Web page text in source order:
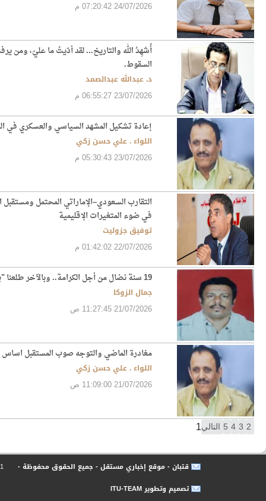
24/07/2026 07:20:42 م
أُشهِدُ الله والتاريخ... لقد أدّيتُ ما عليّ،
السقوط.
د. عبدالله عبدالصمد
23/07/2026 06:55:27 م
إعادة تشكيل المشهد السياسي والعسكري في
اللواء . علي حسن زكي
23/07/2026 05:30:43 م
التقارب السعودي–الإماراتي المحتمل
في ضوء المتغيرات الإقليمية
توفيق جزوليت
22/07/2026 01:42:02 م
19 سنة نضال من أجل الكرامة.. وبالآخر طلعنا "بلا كرامة"!
جمال الزوكا
21/07/2026 11:27:45 ص
مغادرة الماضي والتوجه صوب المستقبل
اللواء . علي حسن زكي
21/07/2026 11:09:00 ص
1
قتبان - موقع إخباري مستقل - جميع الحقوق محفوظة -
تصميم وتطوير ITU-TEAM